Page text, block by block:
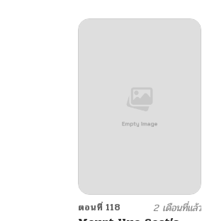
ตอนที่ 118 2 เดือนที่แล้ว